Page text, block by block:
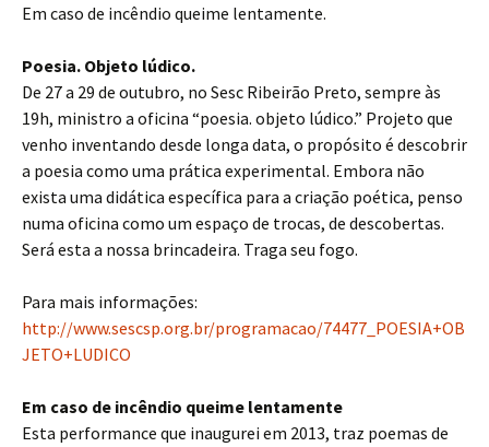
Em caso de incêndio queime lentamente.
Poesia. Objeto lúdico.
De 27 a 29 de outubro, no Sesc Ribeirão Preto, sempre às
19h, ministro a oficina “poesia. objeto lúdico.” Projeto que
venho inventando desde longa data, o propósito é descobrir
a poesia como uma prática experimental. Embora não
exista uma didática específica para a criação poética, penso
numa oficina como um espaço de trocas, de descobertas.
Será esta a nossa brincadeira. Traga seu fogo.
Para mais informações:
http://www.sescsp.org.br/programacao/74477_POESIA+OB
JETO+LUDICO
Em caso de incêndio queime lentamente
Esta performance que inaugurei em 2013, traz poemas de